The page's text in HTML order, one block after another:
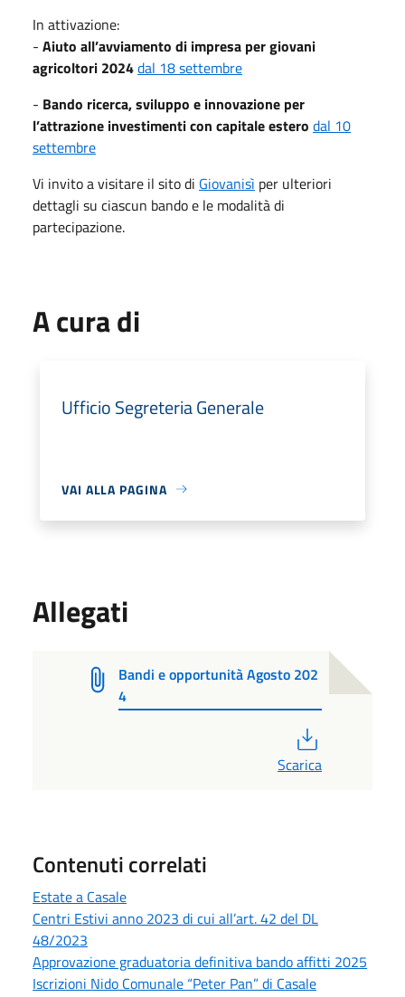
In attivazione:
- Aiuto all’avviamento di impresa per giovani
agricoltori 2024dal 18 settembre
- Bando ricerca, sviluppo e innovazione per
l’attrazione investimenti con capitale estero dal 10
settembre
Vi invito a visitare il sito di Giovanisì per ulteriori
dettagli su ciascun bando e le modalità di
partecipazione.
A cura di
Ufficio Segreteria Generale
VAI ALLA PAGINA
Allegati
Bandi e opportunità Agosto 202
4
Scarica
Contenuti correlati
Estate a Casale
Centri Estivi anno 2023 di cui all’art. 42 del DL
48/2023
Approvazione graduatoria definitiva bando affitti 2025
Iscrizioni Nido Comunale “Peter Pan” di Casale